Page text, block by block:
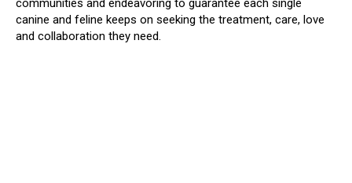
communities and endeavoring to guarantee each single
canine and feline keeps on seeking the treatment, care, love
and collaboration they need.